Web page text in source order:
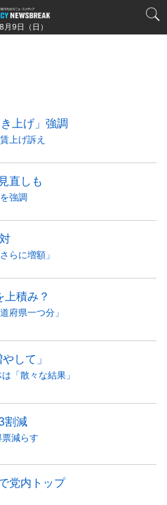
9日（日）
上げ」強調
上げ訴え
直しも
強調
らに増額」
積み？
府県一つ分」
して」
「散々な結果」
割減
減らす
党内トップ